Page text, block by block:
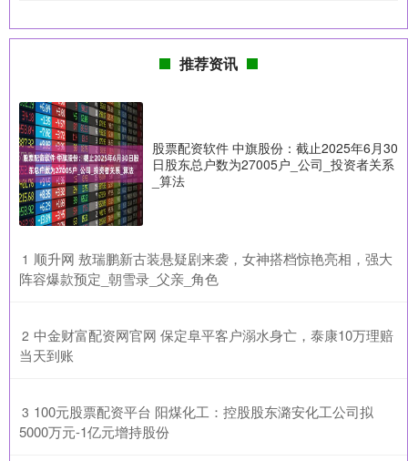
推荐资讯
股票配资软件 中旗股份：截止2025年6月30
日股东总户数为27005户_公司_投资者关系
_算法
1 ​顺升网 敖瑞鹏新古装悬疑剧来袭，女神搭档惊艳亮相，强大
阵容爆款预定_朝雪录_父亲_角色
2 ​中金财富配资网官网 保定阜平客户溺水身亡，泰康10万理赔
当天到账
3 ​100元股票配资平台 阳煤化工：控股股东潞安化工公司拟
5000万元-1亿元增持股份